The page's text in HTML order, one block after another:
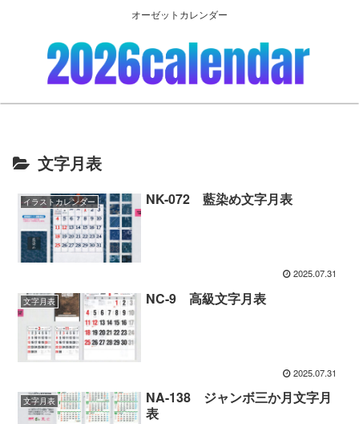
オーゼットカレンダー
文字月表
イラストカレンダー NK-072 藍染め文字月表
2025.07.31
文字月表 NC-9 高級文字月表
2025.07.31
文字月表
NA-138 ジャンボ三か月文字月
表